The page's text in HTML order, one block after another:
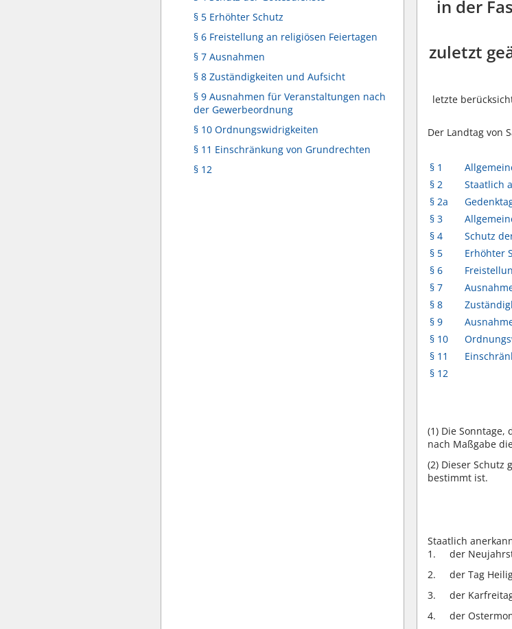
§ 5 Erhöhter Schutz
§ 6 Freistellung an religiösen Feiertagen
§ 7 Ausnahmen
§ 8 Zuständigkeiten und Aufsicht
§ 9 Ausnahmen für Veranstaltungen nach
der Gewerbeordnung
§ 10 Ordnungswidrigkeiten
§ 11 Einschränkung von Grundrechten
§ 12
in der
zuletzt
letzte
Der Landtag von
§ 1
§ 2
Staatlich
§ 2a
§ 3
§ 4
Schutz
§ 5
Erhöhter
§ 6
§ 7
§ 8
§ 9
§ 10
§ 11
§ 12
(1) Die Sonntage,
nach Maßgabe
(2) Dieser Schutz
bestimmt ist.
Staatlich
der
der Tag
der
der